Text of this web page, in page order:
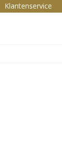
Klantenservice